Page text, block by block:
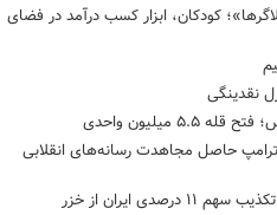
کودکان، ابزار کسب درآمد در فضای
نقدینگی
حاصل مجاهدت رسانه‌های انقلابی
ایران از خزر